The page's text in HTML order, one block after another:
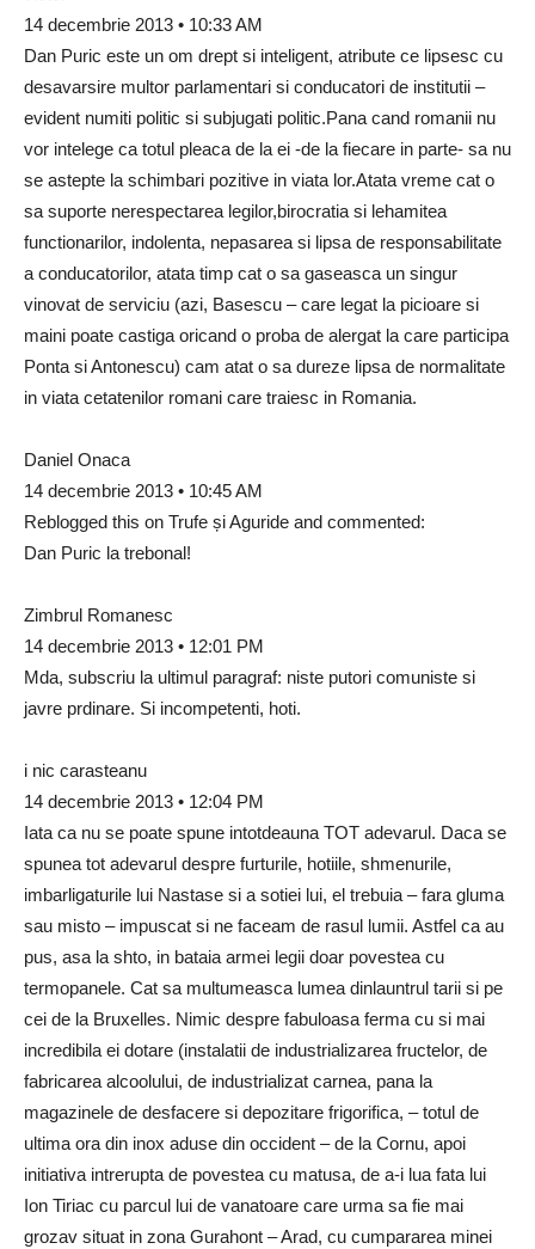
14 decembrie 2013 • 10:33 AM
Dan Puric este un om drept si inteligent, atribute ce lipsesc cu
desavarsire multor parlamentari si conducatori de institutii –
evident numiti politic si subjugati politic.Pana cand romanii nu
vor intelege ca totul pleaca de la ei -de la fiecare in parte- sa nu
se astepte la schimbari pozitive in viata lor.Atata vreme cat o
sa suporte nerespectarea legilor,birocratia si lehamitea
functionarilor, indolenta, nepasarea si lipsa de responsabilitate
a conducatorilor, atata timp cat o sa gaseasca un singur
vinovat de serviciu (azi, Basescu – care legat la picioare si
maini poate castiga oricand o proba de alergat la care participa
Ponta si Antonescu) cam atat o sa dureze lipsa de normalitate
in viata cetatenilor romani care traiesc in Romania.
Daniel Onaca
14 decembrie 2013 • 10:45 AM
Reblogged this on Trufe și Aguride and commented:
Dan Puric la trebonal!
Zimbrul Romanesc
14 decembrie 2013 • 12:01 PM
Mda, subscriu la ultimul paragraf: niste putori comuniste si
javre prdinare. Si incompetenti, hoti.
i nic carasteanu
14 decembrie 2013 • 12:04 PM
Iata ca nu se poate spune intotdeauna TOT adevarul. Daca se
spunea tot adevarul despre furturile, hotiile, shmenurile,
imbarligaturile lui Nastase si a sotiei lui, el trebuia – fara gluma
sau misto – impuscat si ne faceam de rasul lumii. Astfel ca au
pus, asa la shto, in bataia armei legii doar povestea cu
termopanele. Cat sa multumeasca lumea dinlauntrul tarii si pe
cei de la Bruxelles. Nimic despre fabuloasa ferma cu si mai
incredibila ei dotare (instalatii de industrializarea fructelor, de
fabricarea alcoolului, de industrializat carnea, pana la
magazinele de desfacere si depozitare frigorifica, – totul de
ultima ora din inox aduse din occident – de la Cornu, apoi
initiativa intrerupta de povestea cu matusa, de a-i lua fata lui
Ion Tiriac cu parcul lui de vanatoare care urma sa fie mai
grozav situat in zona Gurahont – Arad, cu cumpararea minei